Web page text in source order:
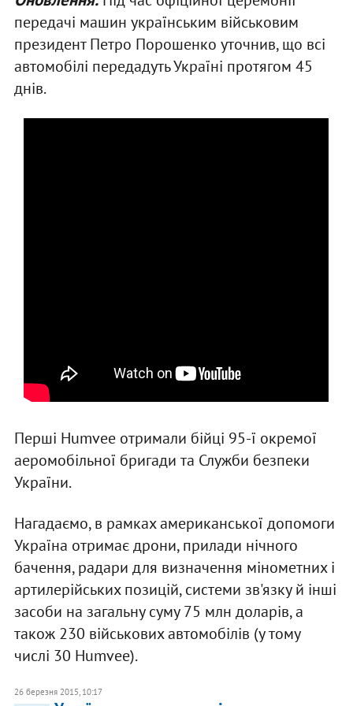
передачі машин українським військовим
президент Петро Порошенко уточнив, що всі
автомобілі передадуть Україні протягом 45
днів.
Перші Humvee отримали бійці 95-ї окремої
аеромобільної бригади та Служби безпеки
України.
Нагадаємо, в рамках американської допомоги
Україна отримає дрони, прилади нічного
бачення, радари для визначення мінометних і
артилерійських позицій, системи зв'язку й інші
засоби на загальну суму 75 млн доларів, а
також 230 військових автомобілів (у тому
числі 30 Humvee).
26 березня 2015, 10:17